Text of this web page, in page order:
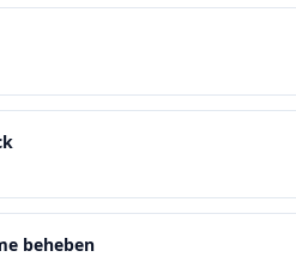
beheben